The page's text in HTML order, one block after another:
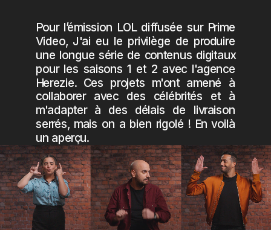
Pour l’émission LOL diffusée sur Prime
Video, J'ai eu le privilège de produire
une longue série de contenus digitaux
pour les saisons 1 et 2 avec l'agence
Herezie. Ces projets m'ont amené à
collaborer avec des célébrités et à
m'adapter à des délais de livraison
serrés, mais on a bien rigolé ! En voilà
un aperçu.